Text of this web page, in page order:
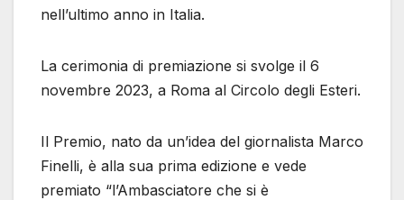
nell’ultimo anno in Italia.
La cerimonia di premiazione si svolge il 6
novembre 2023, a Roma al Circolo degli Esteri.
Il Premio, nato da un’idea del giornalista Marco
Finelli, è alla sua prima edizione e vede
premiato “l’Ambasciatore che si è